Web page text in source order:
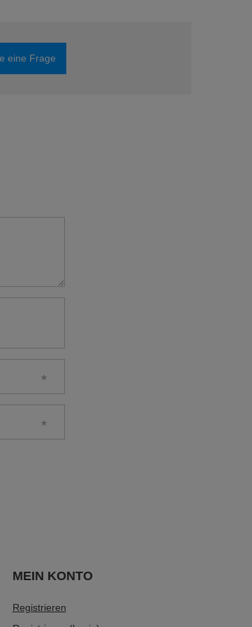
eine Frage
MEIN KONTO
Registrieren